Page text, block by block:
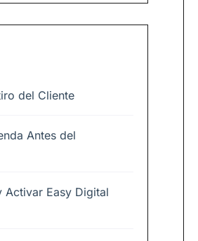
del Cliente
Antes del
Activar Easy Digital